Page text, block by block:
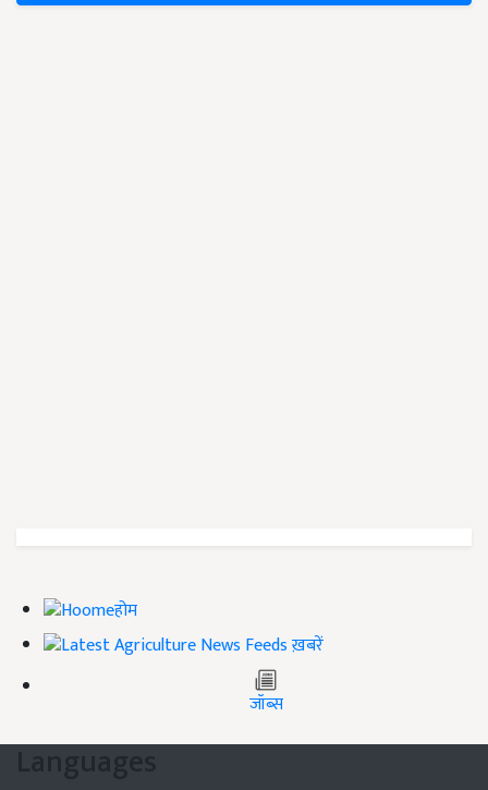
होम
ख़बरें
जॉब्स
Languages